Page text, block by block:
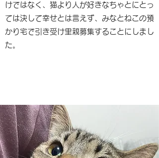
けではなく、猫より人が好きなちゃとにとっ
ては決して幸せとは言えず、みなとねこの預
かり宅で引き受け里親募集することにしまし
た。